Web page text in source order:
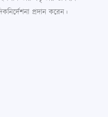
প্রদান করেন।